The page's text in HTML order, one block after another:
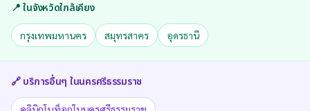
📍 ในจังหวัดใกล้เคียง
กรุงเทพมหานคร สมุทรสาคร อุดรธานี
🔗 บริการอื่นๆ ในนครศรีธรรมราช